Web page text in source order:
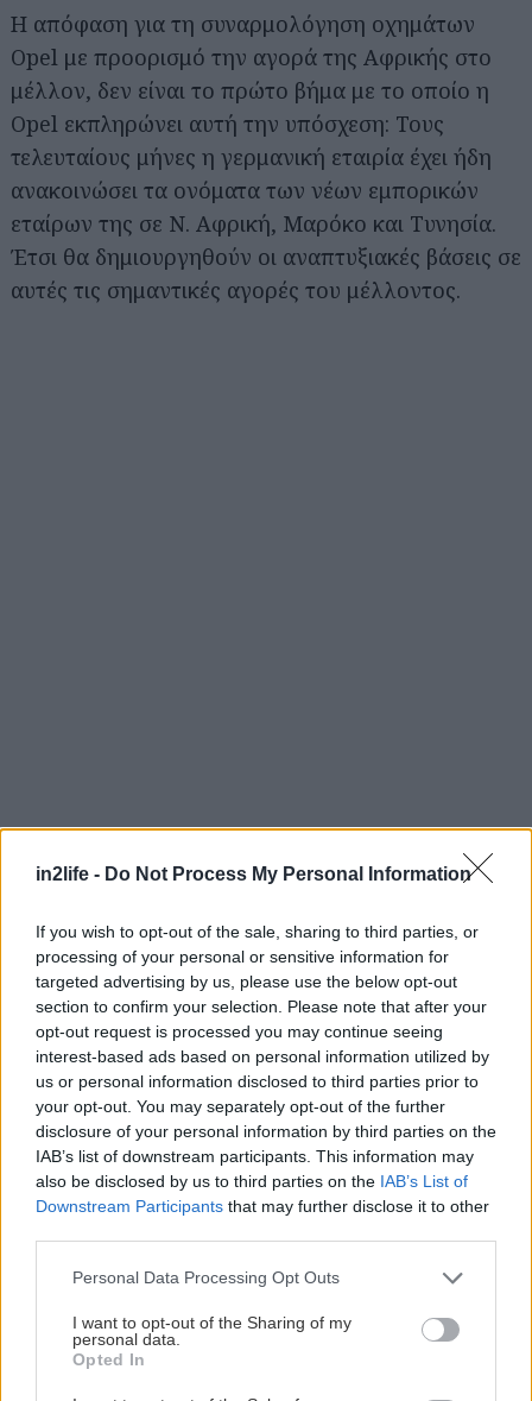
in2life - Do Not Process My Personal Information
If you wish to opt-out of the sale, sharing to third parties, or
processing of your personal or sensitive information for
targeted advertising by us, please use the below opt-out
section to confirm your selection. Please note that after your
opt-out request is processed you may continue seeing
interest-based ads based on personal information utilized by
us or personal information disclosed to third parties prior to
your opt-out. You may separately opt-out of the further
disclosure of your personal information by third parties on the
IAB’s list of downstream participants. This information may
also be disclosed by us to third parties on the IAB’s List of
Downstream Participants that may further disclose it to other
Please note that this website/app uses one or more Google
not limited to your visit or usage behaviour. You may click to
grant or deny consent to Google and its third-party tags to
use your data for below specified purposes in below Google
consent section.
Personal Data Processing Opt Outs
I want to opt-out of the Sharing of my
personal data.
Opted In
Η απόφαση για τη συναρμολόγηση οχημάτων
Opel με προορισμό την αγορά της Αφρικής στο
μέλλον, δεν είναι το πρώτο βήμα με το οποίο η
Opel εκπληρώνει αυτή την υπόσχεση: Τους
τελευταίους μήνες η γερμανική εταιρία έχει ήδη
ανακοινώσει τα ονόματα των νέων εμπορικών
εταίρων της σε Ν. Αφρική, Μαρόκο και Τυνησία.
Έτσι θα δημιουργηθούν οι αναπτυξιακές βάσεις σε
αυτές τις σημαντικές αγορές του μέλλοντος.
Διαβάστε επίσης